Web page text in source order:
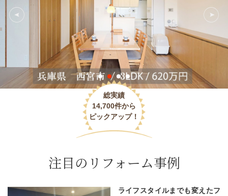
総実績
14,700件から
ピックアップ！
注目のリフォーム事例
ライフスタイルまでも変えたフ